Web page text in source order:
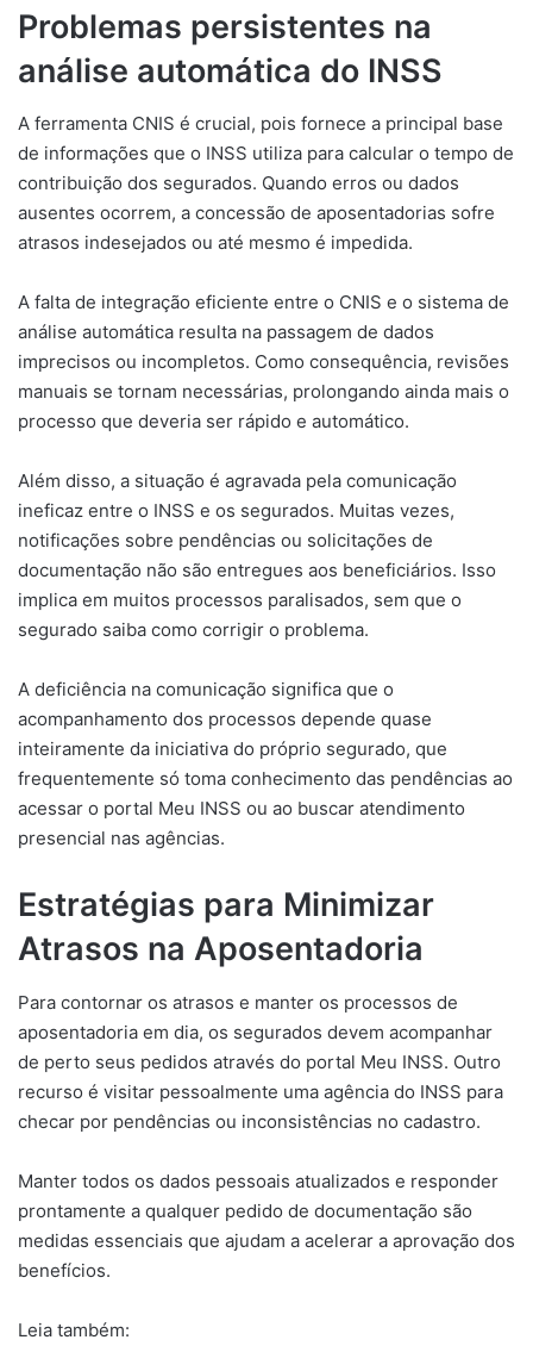
Problemas persistentes na
análise automática do INSS
A ferramenta CNIS é crucial, pois fornece a principal base
de informações que o INSS utiliza para calcular o tempo de
contribuição dos segurados. Quando erros ou dados
ausentes ocorrem, a concessão de aposentadorias sofre
atrasos indesejados ou até mesmo é impedida.
A falta de integração eficiente entre o CNIS e o sistema de
análise automática resulta na passagem de dados
imprecisos ou incompletos. Como consequência, revisões
manuais se tornam necessárias, prolongando ainda mais o
processo que deveria ser rápido e automático.
Além disso, a situação é agravada pela comunicação
ineficaz entre o INSS e os segurados. Muitas vezes,
notificações sobre pendências ou solicitações de
documentação não são entregues aos beneficiários. Isso
implica em muitos processos paralisados, sem que o
segurado saiba como corrigir o problema.
A deficiência na comunicação significa que o
acompanhamento dos processos depende quase
inteiramente da iniciativa do próprio segurado, que
frequentemente só toma conhecimento das pendências ao
acessar o portal Meu INSS ou ao buscar atendimento
presencial nas agências.
Estratégias para Minimizar
Atrasos na Aposentadoria
Para contornar os atrasos e manter os processos de
aposentadoria em dia, os segurados devem acompanhar
de perto seus pedidos através do portal Meu INSS. Outro
recurso é visitar pessoalmente uma agência do INSS para
checar por pendências ou inconsistências no cadastro.
Manter todos os dados pessoais atualizados e responder
prontamente a qualquer pedido de documentação são
medidas essenciais que ajudam a acelerar a aprovação dos
benefícios.
Leia também: